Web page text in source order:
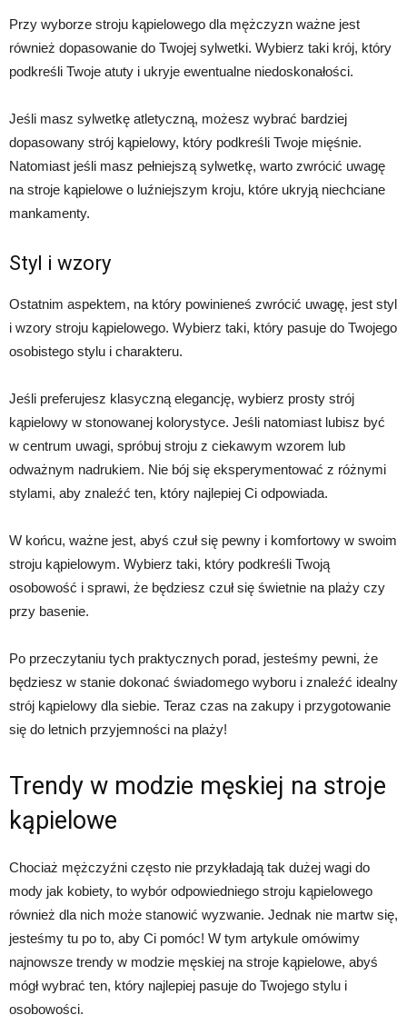
Przy wyborze stroju kąpielowego dla mężczyzn ważne jest
również dopasowanie do Twojej sylwetki. Wybierz taki krój, który
podkreśli Twoje atuty i ukryje ewentualne niedoskonałości.
Jeśli masz sylwetkę atletyczną, możesz wybrać bardziej
dopasowany strój kąpielowy, który podkreśli Twoje mięśnie.
Natomiast jeśli masz pełniejszą sylwetkę, warto zwrócić uwagę
na stroje kąpielowe o luźniejszym kroju, które ukryją niechciane
mankamenty.
Styl i wzory
Ostatnim aspektem, na który powinieneś zwrócić uwagę, jest styl
i wzory stroju kąpielowego. Wybierz taki, który pasuje do Twojego
osobistego stylu i charakteru.
Jeśli preferujesz klasyczną elegancję, wybierz prosty strój
kąpielowy w stonowanej kolorystyce. Jeśli natomiast lubisz być
w centrum uwagi, spróbuj stroju z ciekawym wzorem lub
odważnym nadrukiem. Nie bój się eksperymentować z różnymi
stylami, aby znaleźć ten, który najlepiej Ci odpowiada.
W końcu, ważne jest, abyś czuł się pewny i komfortowy w swoim
stroju kąpielowym. Wybierz taki, który podkreśli Twoją
osobowość i sprawi, że będziesz czuł się świetnie na plaży czy
przy basenie.
Po przeczytaniu tych praktycznych porad, jesteśmy pewni, że
będziesz w stanie dokonać świadomego wyboru i znaleźć idealny
strój kąpielowy dla siebie. Teraz czas na zakupy i przygotowanie
się do letnich przyjemności na plaży!
Trendy w modzie męskiej na stroje
kąpielowe
Chociaż mężczyźni często nie przykładają tak dużej wagi do
mody jak kobiety, to wybór odpowiedniego stroju kąpielowego
również dla nich może stanowić wyzwanie. Jednak nie martw się,
jesteśmy tu po to, aby Ci pomóc! W tym artykule omówimy
najnowsze trendy w modzie męskiej na stroje kąpielowe, abyś
mógł wybrać ten, który najlepiej pasuje do Twojego stylu i
osobowości.